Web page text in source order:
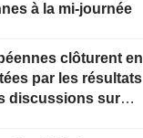
à la mi-journée
clôturent en
par les résultats
discussions sur